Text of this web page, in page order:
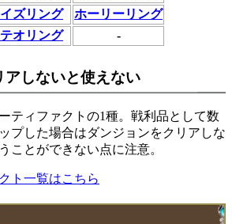
ズリング
ホーリーリング
オリング -
アしないと使えない
ティファクトの1種。戦利品として数
プした場合はダンジョンをクリアしな
ことができない点に注意。
ト一覧はこちら